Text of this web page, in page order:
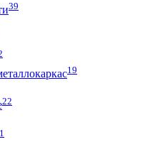
39
19
22
1